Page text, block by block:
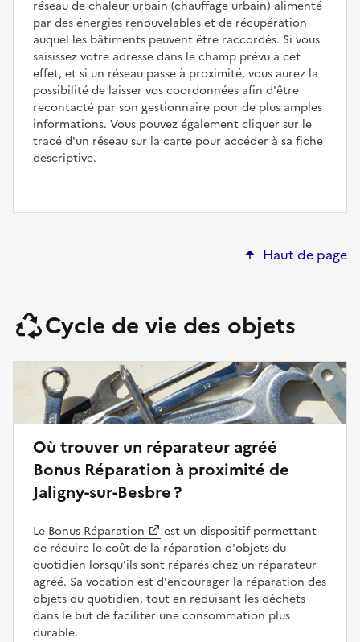
réseau de chaleur urbain (chauffage urbain) alimenté
par des énergies renouvelables et de récupération
auquel les bâtiments peuvent être raccordés. Si vous
saisissez votre adresse dans le champ prévu à cet
effet, et si un réseau passe à proximité, vous aurez la
possibilité de laisser vos coordonnées afin d'être
recontacté par son gestionnaire pour de plus amples
informations. Vous pouvez également cliquer sur le
tracé d'un réseau sur la carte pour accéder à sa fiche
descriptive.
Haut de page
Cycle de vie des objets
Où trouver un réparateur agréé
Bonus Réparation à proximité de
Jaligny-sur-Besbre ?
Le Bonus Réparation
est un dispositif permettant
de réduire le coût de la réparation d'objets du
quotidien lorsqu'ils sont réparés chez un réparateur
agréé. Sa vocation est d'encourager la réparation des
objets du quotidien, tout en réduisant les déchets
dans le but de faciliter une consommation plus
durable.